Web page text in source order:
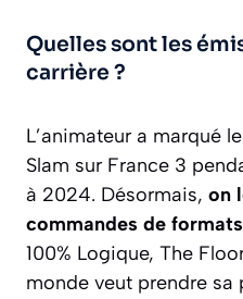
Quelles sont les
carrière ?
L’animateur a marqué
Slam sur France 3
à 2024. Désormais, on
commandes de
100% Logique, The
monde veut prendre sa